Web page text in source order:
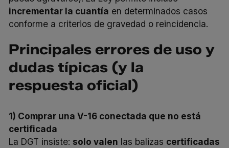
incrementar la cuantía en determinados casos
conforme a criterios de gravedad o reincidencia.
Principales errores de uso y
dudas típicas (y la
respuesta oficial)
1) Comprar una V-16 conectada que no está
certificada
La DGT insiste: solo valen las balizas certificadas